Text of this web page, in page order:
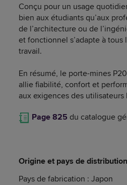
Conçu pour un usage
bien aux étudiants qu’aux
de l’architecture ou de
et fonctionnel s’adapte à
travail.
En résumé, le porte-mines
allie fiabilité, confort et
aux exigences des
Page 825 du catalogue
Origine et pays de distribution
Pays de fabrication : Japon